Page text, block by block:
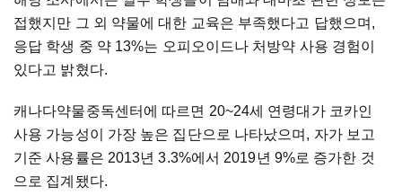
접했지만 그 외 약물에 대한 교육은 부족했다고 답했으며,
응답 학생 중 약 13%는 오피오이드나 처방약 사용 경험이
있다고 밝혔다.
캐나다약물중독센터에 따르면 20~24세 연령대가 코카인
사용 가능성이 가장 높은 집단으로 나타났으며, 자가 보고
기준 사용률은 2013년 3.3%에서 2019년 9%로 증가한 것
으로 집계됐다.